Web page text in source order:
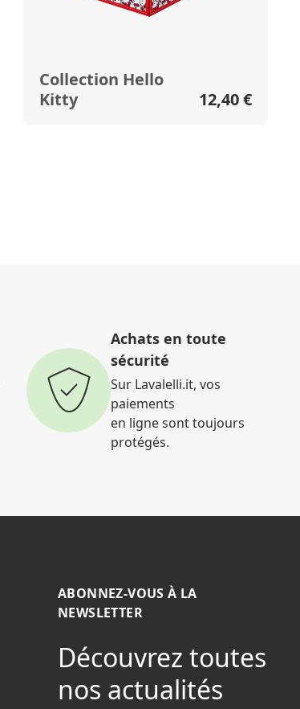
Collection Hello
Kitty
12,40 €
Achats en toute
sécurité
Sur Lavalelli.it, vos
paiements
en ligne sont toujours
protégés.
ABONNEZ-VOUS À LA
NEWSLETTER
Découvrez toutes
nos actualités